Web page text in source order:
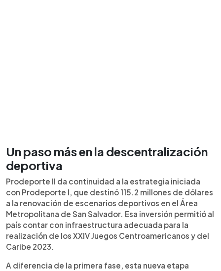
Un paso más en la descentralización
deportiva
Prodeporte II da continuidad a la estrategia iniciada
con Prodeporte I, que destinó 115.2 millones de dólares
a la renovación de escenarios deportivos en el Área
Metropolitana de San Salvador. Esa inversión permitió al
país contar con infraestructura adecuada para la
realización de los XXIV Juegos Centroamericanos y del
Caribe 2023.
A diferencia de la primera fase, esta nueva etapa